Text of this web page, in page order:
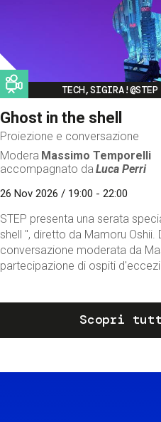
Image
TECH,SIGIRA!@STEP
Ghost in the shell
Proiezione e conversazione
Modera Massimo Temporelli
accompagnato da Luca Perri
26 Nov 2026 / 19:00 - 22:00
STEP presenta una serata
shell ", diretto da Mamoru
conversazione moderata da
partecipazione di ospiti
Scopri